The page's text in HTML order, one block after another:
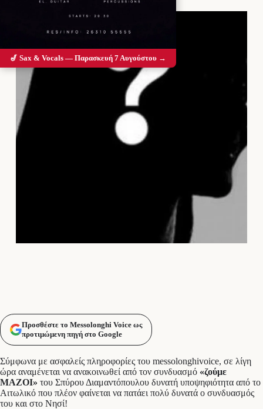
Προσθέστε το Messolonghi Voice ως
προτιμώμενη πηγή στο Google
Σύμφωνα με ασφαλείς πληροφορίες του messolonghivoice, σε λίγη
ώρα αναμένεται να ανακοινωθεί από τον συνδυασμό «ζούμε
ΜΑΖΟΙ» του Σπύρου Διαμαντόπουλου δυνατή υποψηφιότητα από το
Αιτωλικό που πλέον φαίνεται να πατάει πολύ δυνατά ο συνδυασμός
του και στο Νησί!
🎷 Sax & Vocals — Παρασκευή 7 Αυγούστου →